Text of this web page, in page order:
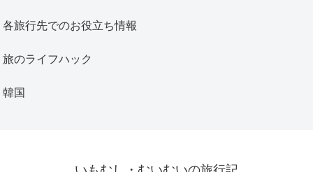
各旅行先でのお役立ち情報
旅のライフハック
韓国